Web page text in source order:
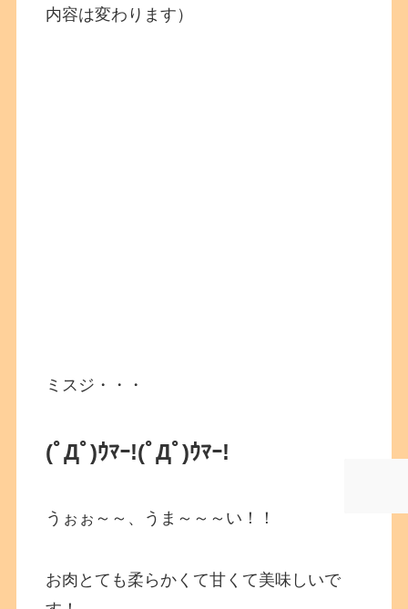
内容は変わります）
ミスジ・・・
(ﾟДﾟ)ｳﾏｰ!(ﾟДﾟ)ｳﾏｰ!
うぉぉ～～、うま～～～い！！
お肉とても柔らかくて甘くて美味しいで